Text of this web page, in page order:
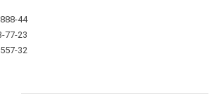
44
77-23
32